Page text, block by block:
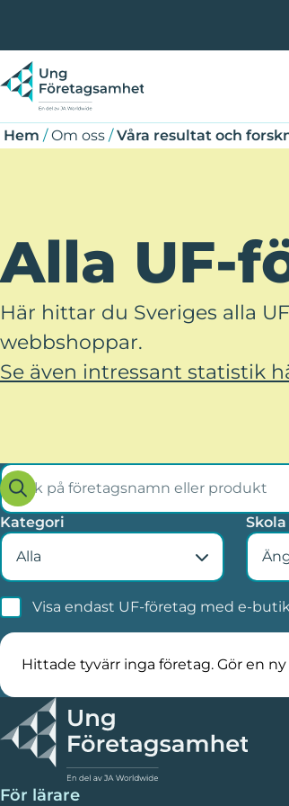
Hem / Om oss / Våra resultat och
Alla UF-
Här hittar du Sveriges alla
webbshoppar.
Se även intressant statistik
Sök
på
företagsnamn
eller
produkt
Sök
på
företagsnamn
Kategori
Alla
Skola
Visa endast UF-företag med e-
Hittade tyvärr inga företag. Gör en
För lärare